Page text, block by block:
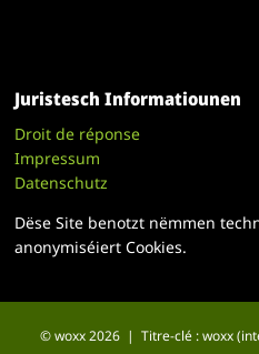
Juristesch Informatiounen
Droit de réponse
Impressum
Datenschutz
Dëse Site benotzt nëmmen
anonymiséiert Cookies.
© woxx 2026 | Titre-clé : woxx